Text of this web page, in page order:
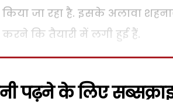
जा रहा है. इसके अलावा
कि तैयारी में लगी हुई हैं.
पढ़ने के लिए